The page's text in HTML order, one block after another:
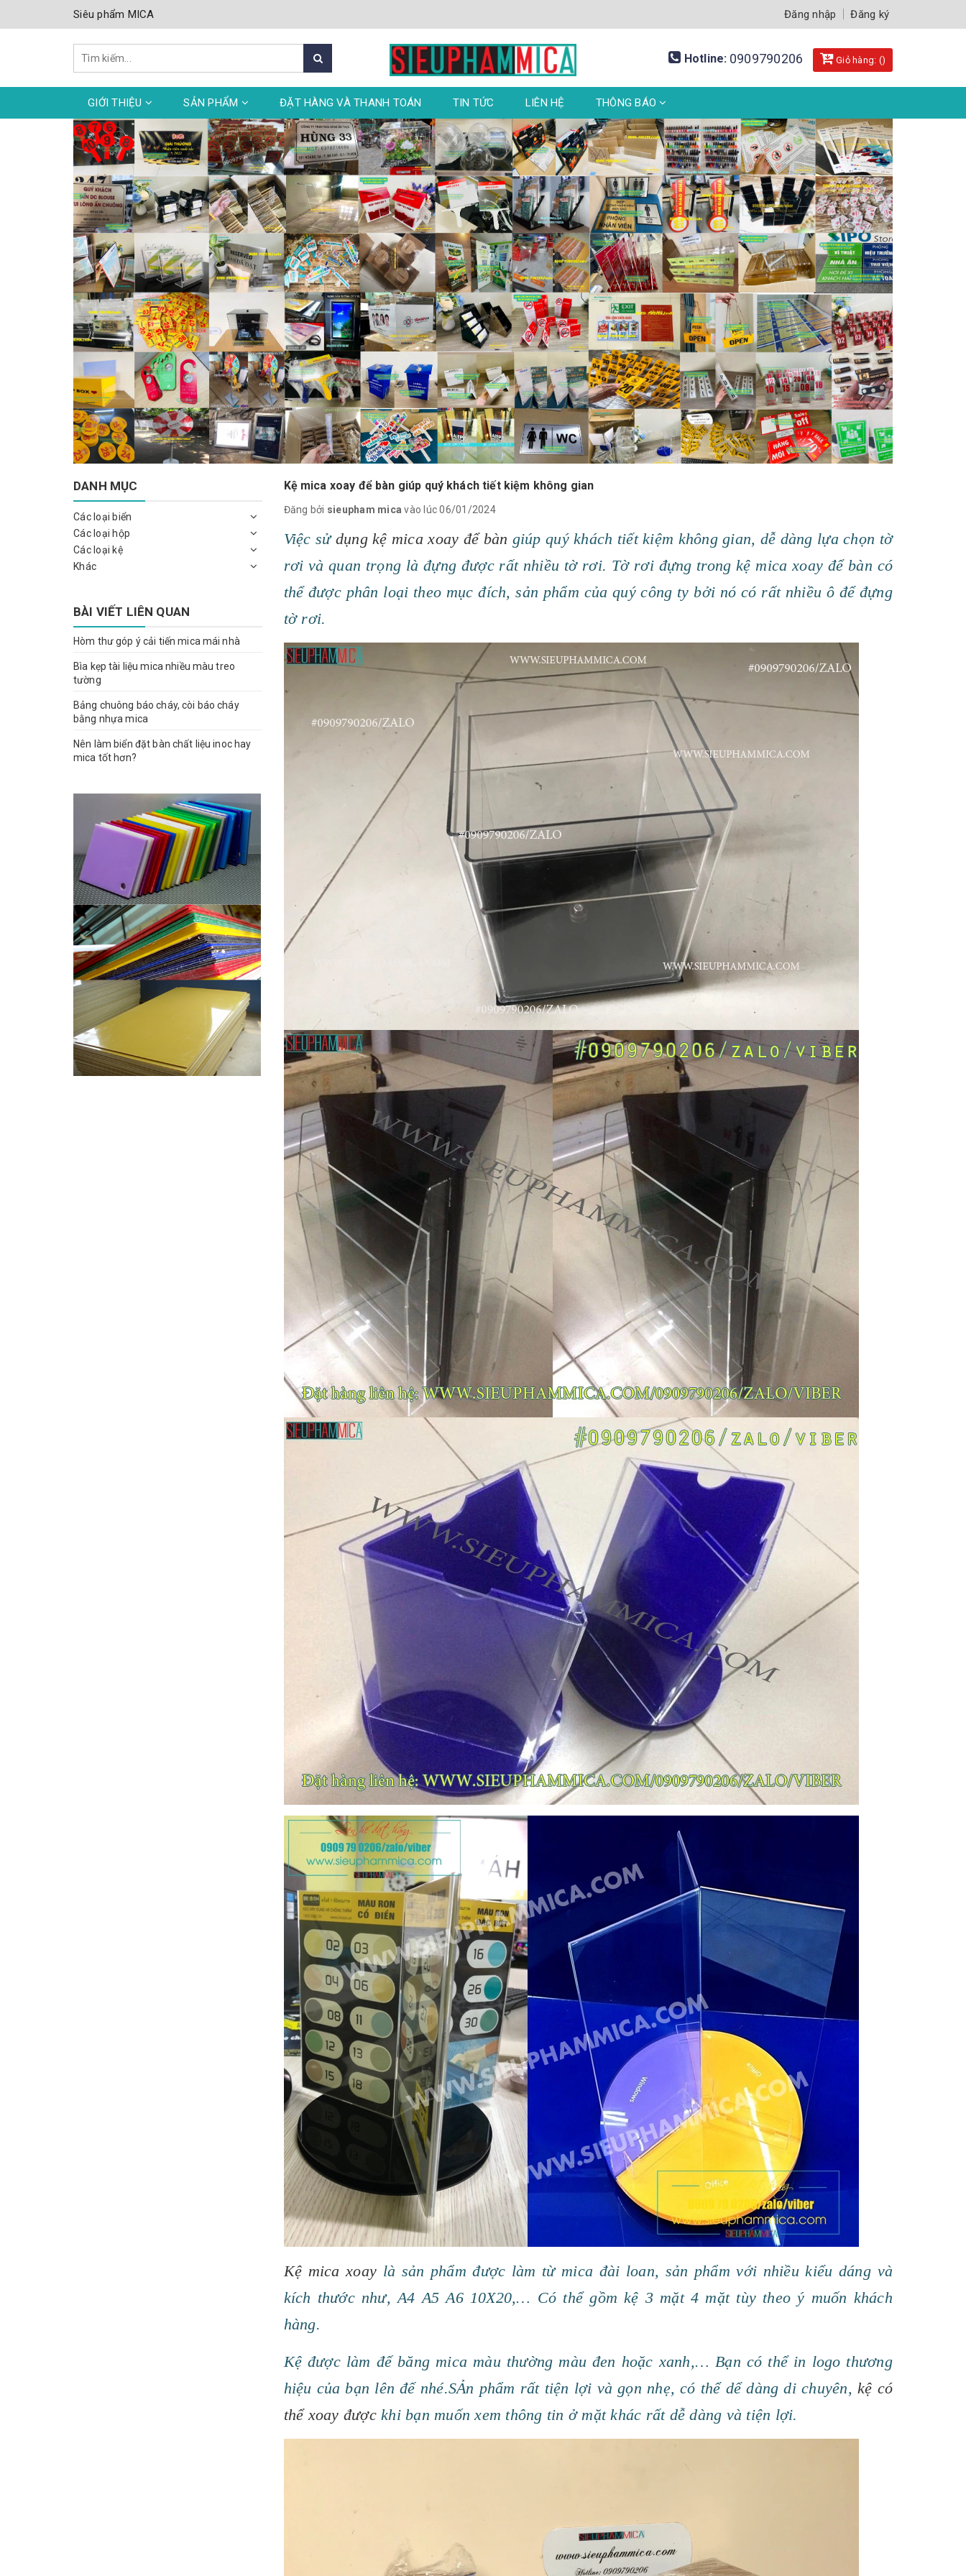
Siêu phẩm MICA Đăng nhập Đăng ký
Hotline: 0909790206 Giỏ hàng: ()
GIỚI THIỆU SẢN PHẨM ĐẶT HÀNG VÀ THANH TOÁN TIN TỨC LIÊN HỆ THÔNG BÁO
Kệ mica xoay để bàn giúp quý khách tiết kiệm không gian
Đăng bởi sieupham mica vào lúc 06/01/2024
Việc sử dụng kệ mica xoay để bàn giúp quý khách tiết kiệm không gian, dễ dàng lựa chọn tờ
rơi và quan trọng là đựng được rất nhiều tờ rơi. Tờ rơi đựng trong kệ mica xoay để bàn có
thể được phân loại theo mục đích, sản phẩm của quý công ty bởi nó có rất nhiều ô để đựng
tờ rơi.
Kệ mica xoay là sản phẩm được làm từ mica đài loan, sản phẩm với nhiều kiểu dáng và
kích thước như, A4 A5 A6 10X20,… Có thể gồm kệ 3 mặt 4 mặt tùy theo ý muốn khách
hàng.
Kệ được làm đế băng mica màu thường màu đen hoặc xanh,… Bạn có thể in logo thương
hiệu của bạn lên đế nhé.SẢn phẩm rất tiện lợi và gọn nhẹ, có thể dể dàng di chuyên, kệ có
thể xoay đượckhi bạn muốn xem thông tin ở mặt khác rất dễ dàng và tiện lợi.
DANH MỤC
Các loại biển
Các loại hộp
Các loại kệ
Khác
BÀI VIẾT LIÊN QUAN
Hòm thư góp ý cải tiến mica mái nhà
Bìa kẹp tài liệu mica nhiều màu treo
tường
Bảng chuông báo cháy, còi báo cháy
bằng nhựa mica
Nên làm biển đặt bàn chất liệu inoc hay
mica tốt hơn?